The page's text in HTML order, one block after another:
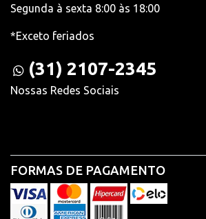
Segunda à sexta 8:00 às 18:00
*Exceto feriados
(31) 2107-2345
Nossas Redes Sociais
FORMAS DE PAGAMENTO